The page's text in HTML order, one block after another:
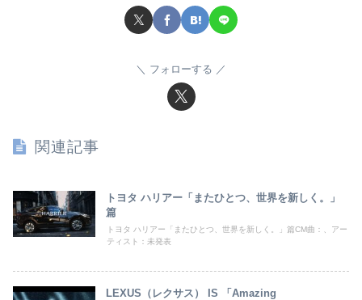
フォローする
関連記事
トヨタ ハリアー「またひとつ、世界を新しく。」
篇
トヨタ ハリアー「またひとつ、世界を新しく。」篇CM曲：、アー
ティスト：未発表
LEXUS（レクサス） IS 「Amazing